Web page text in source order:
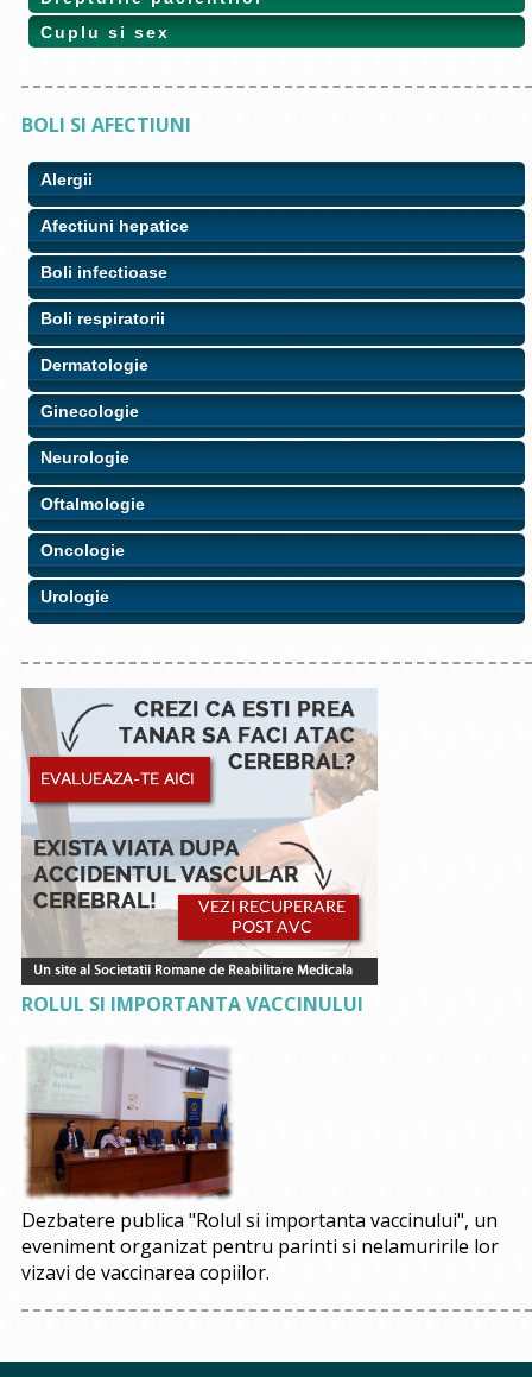
Cuplu si sex
BOLI SI AFECTIUNI
Alergii
Afectiuni hepatice
Boli infectioase
Boli respiratorii
Dermatologie
Ginecologie
Neurologie
Oftalmologie
Oncologie
Urologie
ROLUL SI IMPORTANTA VACCINULUI
Dezbatere publica "Rolul si importanta vaccinului", un
eveniment organizat pentru parinti si nelamuririle lor
vizavi de vaccinarea copiilor.